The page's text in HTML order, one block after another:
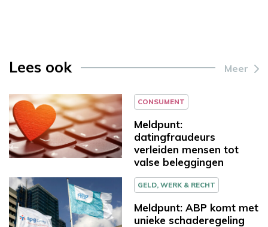
Lees ook Meer
CONSUMENT
Meldpunt:
datingfraudeurs
verleiden mensen tot
valse beleggingen
GELD, WERK & RECHT
Meldpunt: ABP komt met
unieke schaderegeling